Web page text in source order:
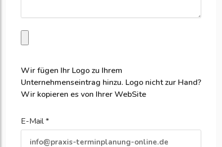
Wir fügen Ihr Logo zu Ihrem
Unternehmenseintrag hinzu. Logo nicht zur Hand?
Wir kopieren es von Ihrer WebSite
E-Mail *